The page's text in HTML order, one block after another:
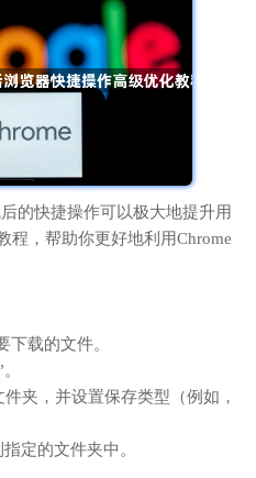
的快捷操作可以极大地提升用
程，帮助你更好地利用Chrome
下载的文件。
夹，并设置保存类型（例如，
定的文件夹中。